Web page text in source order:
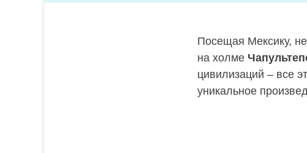
Посещая Мексику,
на холме
цивилизаций – все
уникальное